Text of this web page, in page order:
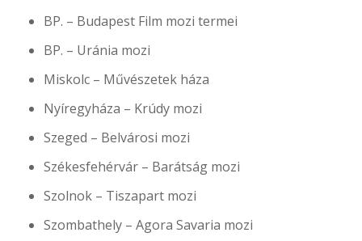
BP. – Budapest Film mozi termei
BP. – Uránia mozi
Miskolc – Művészetek háza
Nyíregyháza – Krúdy mozi
Szeged – Belvárosi mozi
Székesfehérvár – Barátság mozi
Szolnok – Tiszapart mozi
Szombathely – Agora Savaria mozi